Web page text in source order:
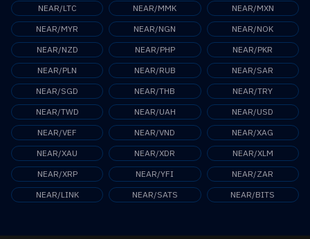
NEAR/LTC NEAR/MMK
NEAR/MXN
NEAR/MYR
NEAR/NGN
NEAR/NOK
NEAR/NZD
NEAR/PHP
NEAR/PKR
NEAR/PLN
NEAR/RUB
NEAR/SAR
NEAR/SGD
NEAR/THB
NEAR/TRY
NEAR/TWD
NEAR/UAH
NEAR/USD
NEAR/VEF
NEAR/VND
NEAR/XAG
NEAR/XAU
NEAR/XDR
NEAR/XLM
NEAR/XRP
NEAR/YFI
NEAR/ZAR
NEAR/LINK
NEAR/SATS NEAR/BITS